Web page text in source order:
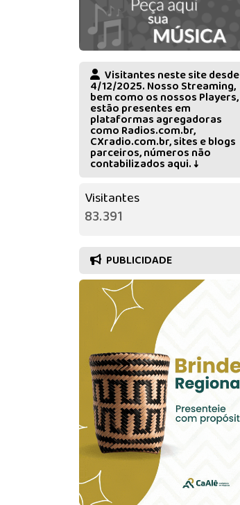
Visitantes neste site desde
4/12/2025. Nosso Streaming,
bem como os nossos Players,
estão presentes em
plataformas agregadoras
como Radios.com.br,
CXradio.com.br, sites e blogs
parceiros, números não
contabilizados aqui. ↓
Visitantes
83.391
PUBLICIDADE